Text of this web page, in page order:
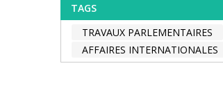
TAGS
TRAVAUX PARLEMENTAIRES
AFFAIRES INTERNATIONALES